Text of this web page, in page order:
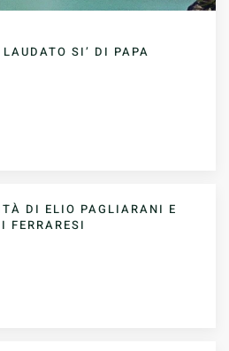
SI’ DI PAPA
DI ELIO PAGLIARANI E
FERRARESI